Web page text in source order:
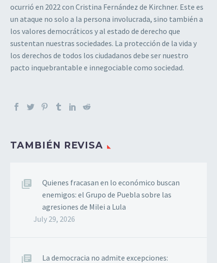
ocurrió en 2022 con Cristina Fernández de Kirchner. Este es
un ataque no solo a la persona involucrada, sino también a
los valores democráticos y al estado de derecho que
sustentan nuestras sociedades. La protección de la vida y
los derechos de todos los ciudadanos debe ser nuestro
pacto inquebrantable e innegociable como sociedad.
TAMBIÉN REVISA
Quienes fracasan en lo económico buscan
enemigos: el Grupo de Puebla sobre las
agresiones de Milei a Lula
July 29, 2026
La democracia no admite excepciones: